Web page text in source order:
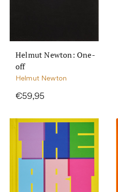
Helmut Newton: One-
off
Helmut Newton
€59,95